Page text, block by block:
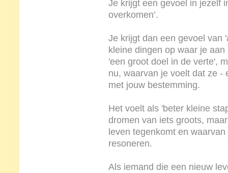
Je krijgt een gevoel in jezelf
overkomen’.
Je krijgt dan een gevoel van
kleine dingen op waar je
'een groot doel in de verte',
nu, waarvan je voelt dat ze -
met jouw bestemming.
Het voelt als 'beter kleine
dromen van iets groots,
leven tegenkomt en
resoneren.
Als iemand die een nieuw